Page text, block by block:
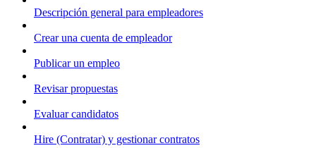
Descripción general para empleadores
Crear una cuenta de empleador
Publicar un empleo
Revisar propuestas
Evaluar candidatos
Hire (Contratar) y gestionar contratos